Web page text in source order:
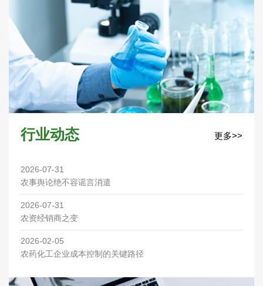
行业动态 更多>>
2026-07-31
农事舆论绝不容谣言消遣
2026-07-31
农资经销商之变
2026-02-05
农药化工企业成本控制的关键路径